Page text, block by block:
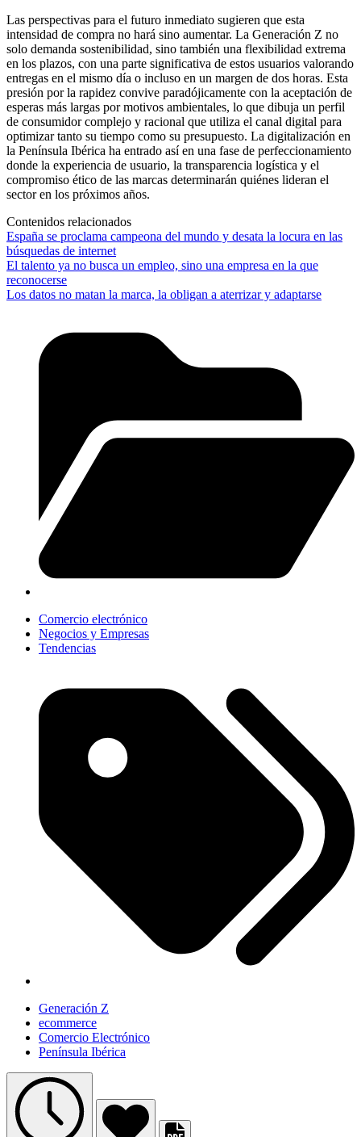
Las perspectivas para el futuro inmediato sugieren que esta
intensidad de compra no hará sino aumentar. La Generación Z no
solo demanda sostenibilidad, sino también una flexibilidad extrema
en los plazos, con una parte significativa de estos usuarios valorando
entregas en el mismo día o incluso en un margen de dos horas. Esta
presión por la rapidez convive paradójicamente con la aceptación de
esperas más largas por motivos ambientales, lo que dibuja un perfil
de consumidor complejo y racional que utiliza el canal digital para
optimizar tanto su tiempo como su presupuesto. La digitalización en
la Península Ibérica ha entrado así en una fase de perfeccionamiento
donde la experiencia de usuario, la transparencia logística y el
compromiso ético de las marcas determinarán quiénes lideran el
sector en los próximos años.
Contenidos relacionados
España se proclama campeona del mundo y desata la locura en las
búsquedas de internet
El talento ya no busca un empleo, sino una empresa en la que
reconocerse
Los datos no matan la marca, la obligan a aterrizar y adaptarse
Comercio electrónico
Negocios y Empresas
Tendencias
Generación Z
ecommerce
Comercio Electrónico
Península Ibérica